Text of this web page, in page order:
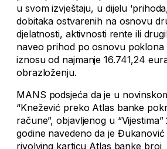
u svom izvještaju, u dijelu
dobitaka ostvarenih na osnovu
djelatnosti, aktivnosti rente ili
naveo prihod po osnovu poklona
iznosu od najmanje 16.741,24
obrazloženju.
MANS podsjeća da je u
“Knežević preko Atlas banke
račune”, objavljenog u
godine navedeno da je Đukanović
rivolving karticu Atlas banke broj